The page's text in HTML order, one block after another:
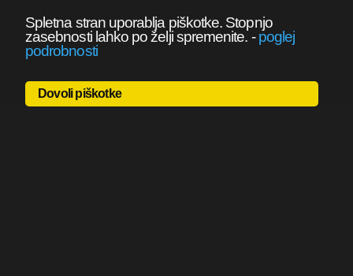
Spletna stran uporablja piškotke. Stopnjo
zasebnosti lahko po želji spremenite. -poglej
podrobnosti
Dovoli piškotke